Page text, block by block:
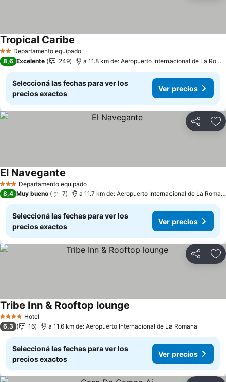
2 EstrellasDepartamento equipado
Tropical Caribe
8,6 Excelente 249 a 11.8 km de: Aeropuerto Internacional de La Romana
Seleccioná las fechas para ver los
precios exactos
Ver precios
Compartir
3 EstrellasDepartamento equipado
El Navegante
8,4 Muy bueno 7 a 11.7 km de: Aeropuerto Internacional de La Romana
Seleccioná las fechas para ver los
precios exactos
Ver precios
Compartir
4 EstrellasHotel
Tribe Inn & Rooftop lounge
6,3 16 a 11.6 km de: Aeropuerto Internacional de La Romana
Seleccioná las fechas para ver los
precios exactos
Ver precios